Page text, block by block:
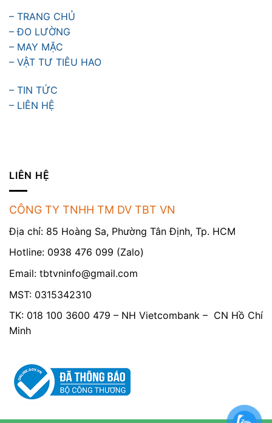
– TRANG CHỦ
– ĐO LƯỜNG
– MAY MẶC
– VẬT TƯ TIÊU HAO
– TIN TỨC
– LIÊN HỆ
LIÊN HỆ
CÔNG TY TNHH TM DV TBT VN
Địa chỉ: 85 Hoàng Sa, Phường Tân Định, Tp. HCM
Hotline: 0938 476 099 (Zalo)
Email: tbtvninfo@gmail.com
MST: 0315342310
TK: 018 100 3600 479 – NH Vietcombank – CN Hồ Chí
Minh